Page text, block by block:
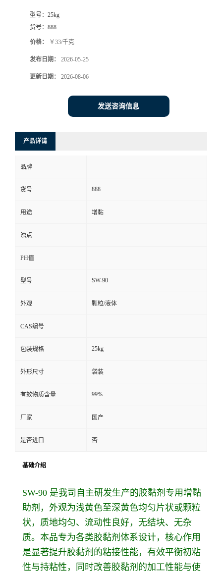
型号： 25kg
货号： 888
价格： ￥33/千克
发布日期： 2026-05-25
更新日期： 2026-08-06
发送咨询信息
产品详请
品牌
货号 888
用途 增黏
浊点
PH值
型号 SW-90
外观 颗粒/液体
CAS编号
包装规格 25kg
外形尺寸 袋装
有效物质含量 99%
厂家 国产
是否进口 否
基础介绍
SW-90 是我司自主研发生产的胶黏剂专用增黏
助剂，外观为浅黄色至深黄色均匀片状或颗粒
状，质地均匀、流动性良好，无结块、无杂
质。本品专为各类胶黏剂体系设计，核心作用
是显著提升胶黏剂的粘接性能，有效平衡初粘
性与持粘性，同时改善胶黏剂的加工性能与使